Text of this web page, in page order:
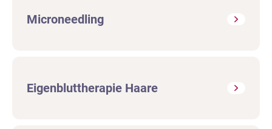
Microneedling
Eigenbluttherapie Haare